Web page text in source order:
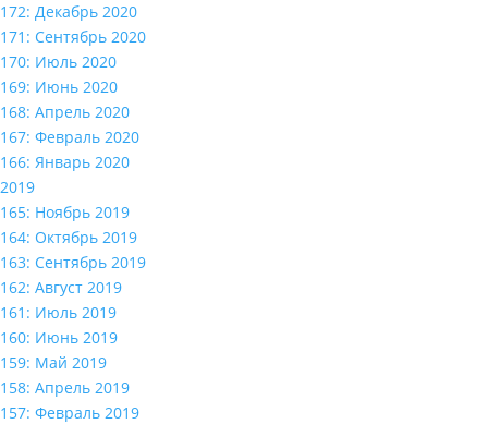
172: Декабрь 2020
171: Сентябрь 2020
170: Июль 2020
169: Июнь 2020
168: Апрель 2020
167: Февраль 2020
166: Январь 2020
2019
165: Ноябрь 2019
164: Октябрь 2019
163: Сентябрь 2019
162: Август 2019
161: Июль 2019
160: Июнь 2019
159: Май 2019
158: Апрель 2019
157: Февраль 2019